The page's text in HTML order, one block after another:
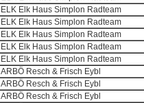
ELK Elk Haus Simplon Radteam
ELK Elk Haus Simplon Radteam
ELK Elk Haus Simplon Radteam
ELK Elk Haus Simplon Radteam
ELK Elk Haus Simplon Radteam
ARBÖ Resch & Frisch Eybl
ARBÖ Resch & Frisch Eybl
ARBÖ Resch & Frisch Eybl